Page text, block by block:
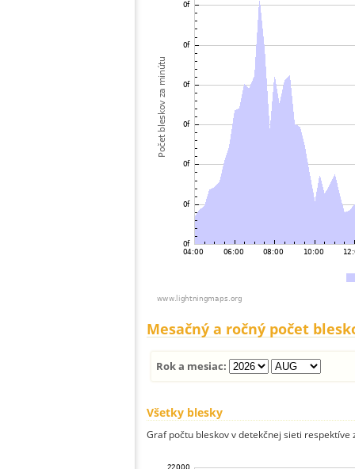
Mesačný a ročný počet
Rok a mesiac:
Všetky blesky
Graf počtu bleskov v detekčnej sieti respektíve